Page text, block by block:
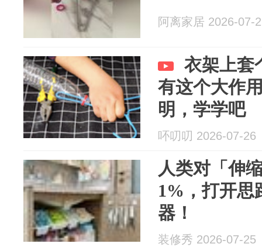
阿离家居 2026-07-
衣架上套
有这个大作
明，学学吧
吥叨叨 2026-07-26
人类对「伸
1%，打开思
器！
装修秀 2026-07-25